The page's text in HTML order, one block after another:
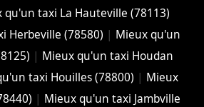
qu'un taxi La Hauteville (78113)
Herbeville (78580) | Mieux qu'un
| Mieux qu'un taxi Houdan
taxi Houilles (78800) | Mieux
| Mieux qu'un taxi Jambville